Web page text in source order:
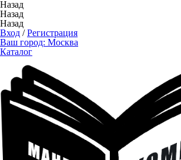
Назад
Назад
Назад
Вход /Регистрация
Ваш город: Москва
Каталог